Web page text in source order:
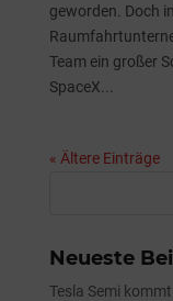
geworden. Doch
Team ein großer
SpaceX...
« Ältere Einträge
Neueste
Tesla Semi